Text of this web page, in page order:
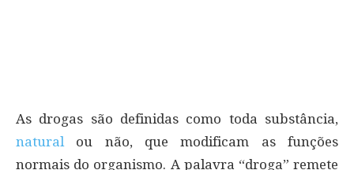
As drogas são definidas como toda substância,
natural ou não, que modificam as funções
normais do organismo. A palavra “droga” remete